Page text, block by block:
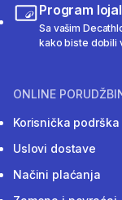
Program
Sa vašim
kako biste dobili
ONLINE
Korisnička podrška
Uslovi dostave
Načini plaćanja